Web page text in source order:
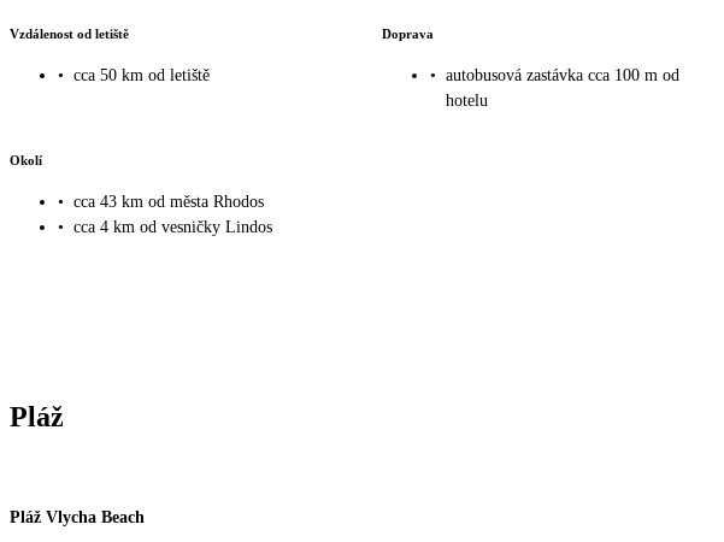
Vzdálenost od letiště
• cca 50 km od letiště
Doprava
• autobusová zastávka cca 100 m od
hotelu
Okolí
• cca 43 km od města Rhodos
• cca 4 km od vesničky Lindos
Pláž
Pláž Vlycha Beach